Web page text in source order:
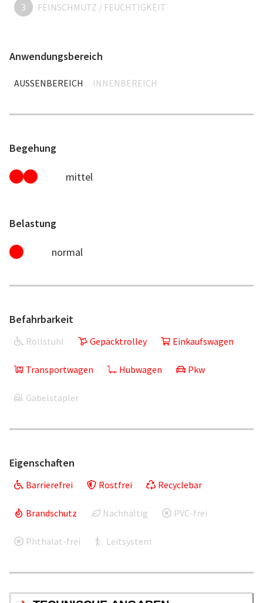
3 FEINSCHMUTZ / FEUCHTIGKEIT
Anwendungsbereich
AUSSENBEREICH INNENBEREICH
Begehung
mittel
Belastung
normal
Befahrbarkeit
Rollstuhl Gepäcktrolley Einkaufswagen
Transportwagen Hubwagen Pkw
Gabelstapler
Eigenschaften
Barrierefrei Rostfrei Recyclebar
Brandschutz Nachhaltig PVC-frei
Phthalat-frei Leitsystem